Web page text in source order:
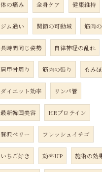
体の痛み 全身ケア 健康維持
ジム通い 関節の可動域 筋肉
長時間同じ姿勢 自律神経の乱れ
肩甲骨周り 筋肉の張り もみ
ダイエット効率 リンパ管
最新韓国美容 HRプロテイン
贅沢ベリー フレッシュイチゴ
いちご好き 効率UP 施術の効